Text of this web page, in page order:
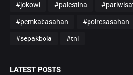
#jokowi #palestina
#pemkabasahan #polresasahan
#sepakbola #tni
LATEST POSTS